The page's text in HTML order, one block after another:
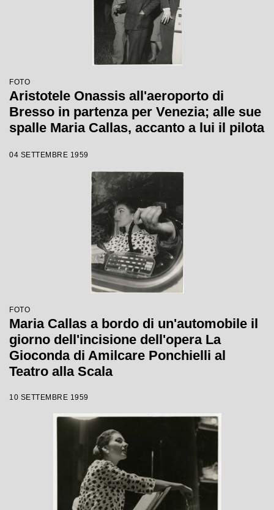
FOTO
Aristotele Onassis all'aeroporto di
Bresso in partenza per Venezia; alle sue
spalle Maria Callas, accanto a lui il pilota
04 SETTEMBRE 1959
FOTO
Maria Callas a bordo di un'automobile il
giorno dell'incisione dell'opera La
Gioconda di Amilcare Ponchielli al
Teatro alla Scala
10 SETTEMBRE 1959